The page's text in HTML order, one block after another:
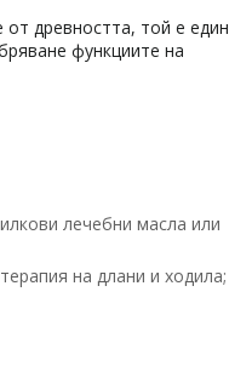
древността, той е един
функциите на
лечебни масла или
на длани и ходила;